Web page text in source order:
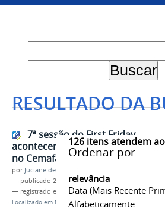
RESULTADO DA
126itens atendem
Ordenar por
relevância
Data (mais Recente
Alfabeticamente
7ª sessão do First Friday
acontecerá em 01 de novembro
no Cemafauna, em Petrolina
por Juciane de Jesus Aleixo
— publicado 25/10/2018
— registrado em:
CCA,Cemafauna,First Friday
Localizado em Notícias